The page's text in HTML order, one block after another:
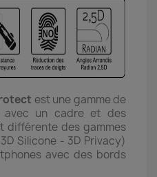
est une gamme de
avec un cadre et des
différente des gammes
Silicone - 3D Privacy)
avec des bords